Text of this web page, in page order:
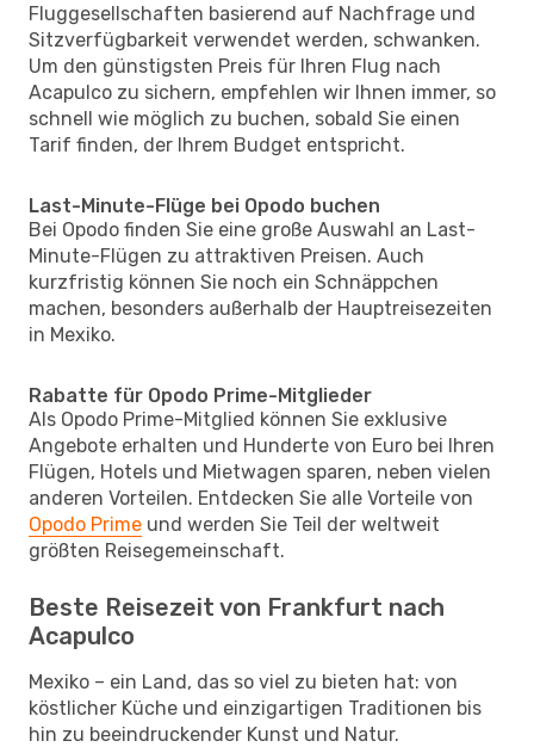
Fluggesellschaften basierend auf Nachfrage und
Sitzverfügbarkeit verwendet werden, schwanken.
Um den günstigsten Preis für Ihren Flug nach
Acapulco zu sichern, empfehlen wir Ihnen immer, so
schnell wie möglich zu buchen, sobald Sie einen
Tarif finden, der Ihrem Budget entspricht.
Last-Minute-Flüge bei Opodo buchen
Bei Opodo finden Sie eine große Auswahl an Last-
Minute-Flügen zu attraktiven Preisen. Auch
kurzfristig können Sie noch ein Schnäppchen
machen, besonders außerhalb der Hauptreisezeiten
in Mexiko.
Rabatte für Opodo Prime-Mitglieder
Als Opodo Prime-Mitglied können Sie exklusive
Angebote erhalten und Hunderte von Euro bei Ihren
Flügen, Hotels und Mietwagen sparen, neben vielen
anderen Vorteilen. Entdecken Sie alle Vorteile von
Opodo Prime und werden Sie Teil der weltweit
größten Reisegemeinschaft.
Beste Reisezeit von Frankfurt nach
Acapulco
Mexiko – ein Land, das so viel zu bieten hat: von
köstlicher Küche und einzigartigen Traditionen bis
hin zu beeindruckender Kunst und Natur.